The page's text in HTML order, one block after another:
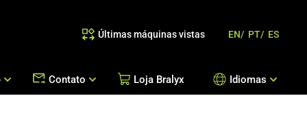
de Peças / Orientação de Processos
Contato Loja Bralyx Idiomas
Últimas máquinas vistas EN/ PT/ ES